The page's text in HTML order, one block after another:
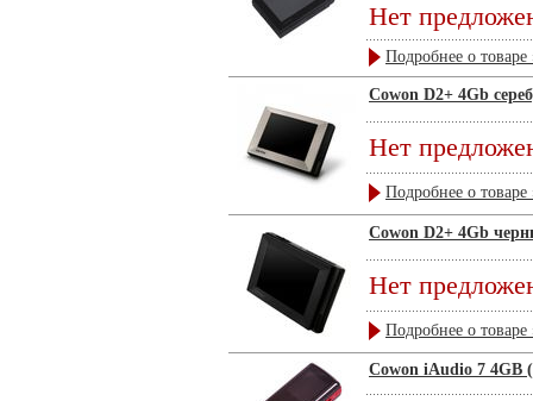
Нет
Подробнее о товаре
Cowon D2+ 4Gb
Нет
Подробнее о товаре
Cowon D2+ 4Gb
Нет
Подробнее о товаре
Cowon iAudio 7 4GB